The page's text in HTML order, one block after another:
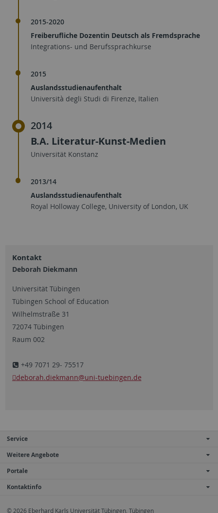
2015-2020
Freiberufliche Dozentin Deutsch als Fremdsprache
Integrations- und Berufssprachkurse
2015
Auslandsstudienaufenthalt
Università degli Studi di Firenze, Italien
2014
B.A. Literatur-Kunst-Medien
Universität Konstanz
2013/14
Auslandsstudienaufenthalt
Royal Holloway College, University of London, UK
Kontakt
Deborah Diekmann
Universität Tübingen
Tübingen School of Education
Wilhelmstraße 31
72074 Tübingen
Raum 002
+49 7071 29- 75517
deborah.diekmann@uni-tuebingen.de
Service
Weitere Angebote
Portale
Kontaktinfo
© 2026 Eberhard Karls Universität Tübingen, Tübingen